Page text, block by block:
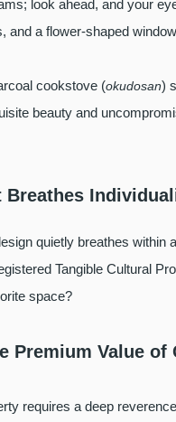
look ahead, and your
and a flower-shaped
cookstove (okudosan)
beauty and
Breathes
quietly breathes within
Tangible Cultural
space?
Premium Value of
requires a deep